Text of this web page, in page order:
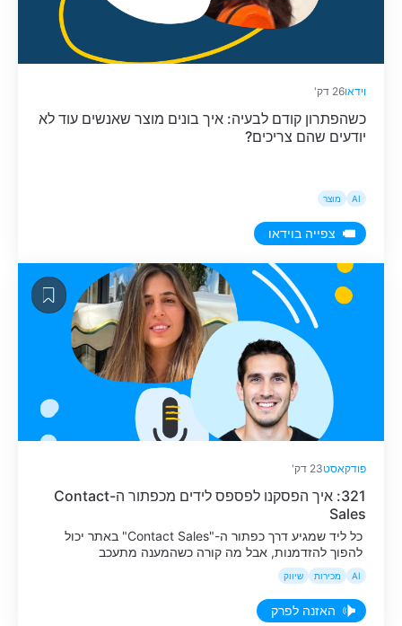
וידאו26 דק'
כשהפתרון קודם לבעיה: איך בונים מוצר שאנשים עוד לא
יודעים שהם צריכים?
AI מוצר
צפייה בוידאו
פודקאסט23 דק'
321: איך הפסקנו לפספס לידים מכפתור ה-Contact
Sales
כל ליד שמגיע דרך כפתור ה-"Contact Sales" באתר יכול
להפוך להזדמנות, אבל מה קורה כשהמענה מתעכב
וההזדמנות מתקררת? בפרק נדבר על איך גילו שלזמן שלוקח
לחזור ללקוח פוטנציאלי יש קשר ישיר לסיכוי להפוך אותו
להזדמנות מכירה אמיתית, ועל מסע הניסוי והטעייה שעברו
בניסיון לייעל את התהליך.
AI מכירות שיווק
האזנה לפרק